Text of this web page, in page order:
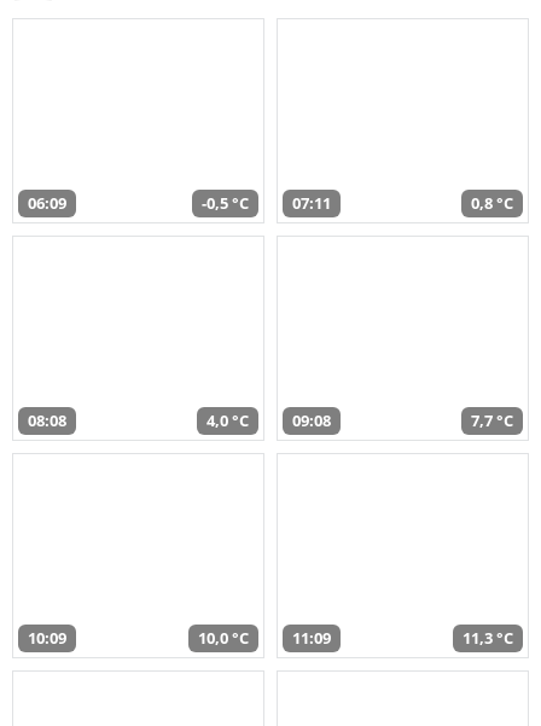
06:09 -0,5 °C 07:11 0,8 °C
08:08 4,0 °C 09:08 7,7 °C
10:09 10,0 °C 11:09 11,3 °C